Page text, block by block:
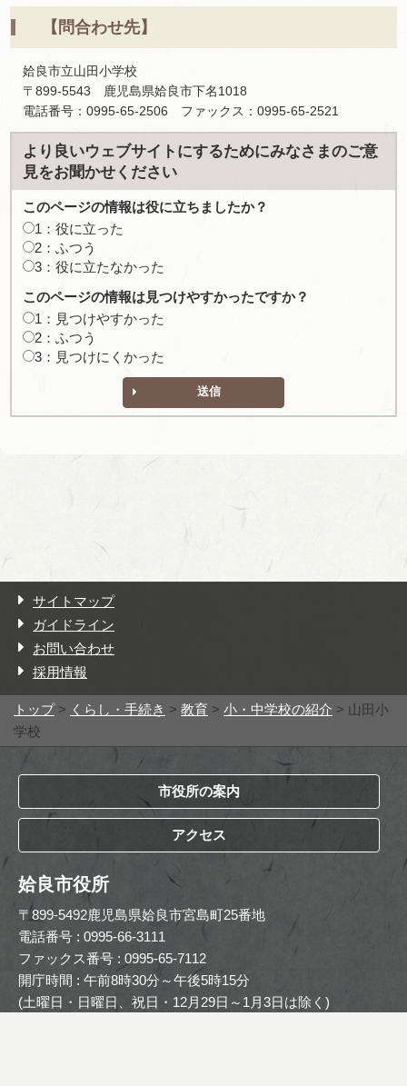
【問合わせ先】
姶良市立山田小学校
〒899-5543
鹿児島県姶良市下名1018
電話番号：0995-65-2506
フ ァックス：0995-65-2521
より良いウェブサイトにするためにみなさまのご意
見をお聞かせください
このページの情報は役に立ちましたか？
1：役に立った
2：ふつう
3：役に立たなかった
このページの情報は見つけやすかったですか？
1：見つけやすかった
2：ふつう
3：見つけにくかった
送信
サイトマップ
ガイドライン
お問い合わせ
採用情報
トップ> くらし・手続き > 教育 > 小・中学校の紹介 > 山田小
学校
市役所の案内
アクセス
姶良市役所
〒899-5492鹿児島県姶良市宮島町25番地
電話番号 : 0995-66-3111
ファックス番号 : 0995-65-7112
開庁時間 : 午前8時30分～午後5時15分
(土曜日・日曜日、祝日・12月29日～1月3日は除く)